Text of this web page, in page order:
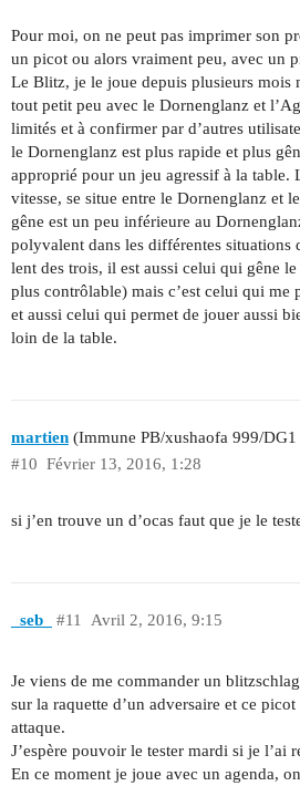
Pour moi, on ne peut pas imprimer son
un picot ou alors vraiment peu, avec un
Le Blitz, je le joue depuis plusieurs mois
tout petit peu avec le Dornenglanz et
limités et à confirmer par d’autres
le Dornenglanz est plus rapide et plus
approprié pour un jeu agressif à la table.
vitesse, se situe entre le Dornenglanz et
gêne est un peu inférieure au
polyvalent dans les différentes situations
lent des trois, il est aussi celui qui gêne
plus contrôlable) mais c’est celui qui me
et aussi celui qui permet de jouer aussi
loin de la table.
martien (Immune PB/xushaofa 999/
Février 13, 2016, 1:28
#10
si j’en trouve un d’ocas faut que je le
_seb_ Avril 2, 2016, 9:15
#11
Je viens de me commander un
sur la raquette d’un adversaire et ce
attaque.
J’espère pouvoir le tester mardi si je l’ai
En ce moment je joue avec un agenda,